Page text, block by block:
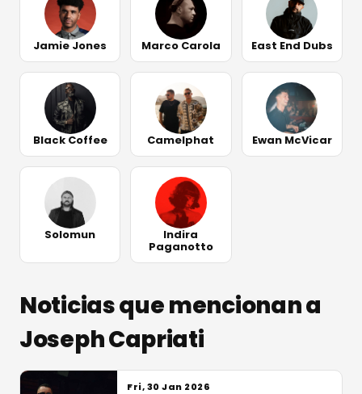
Jamie Jones Marco Carola East End Dubs
Black Coffee Camelphat Ewan McVicar
Solomun Indira
Paganotto
Noticias que mencionan a
Joseph Capriati
Fri, 30 Jan 2026